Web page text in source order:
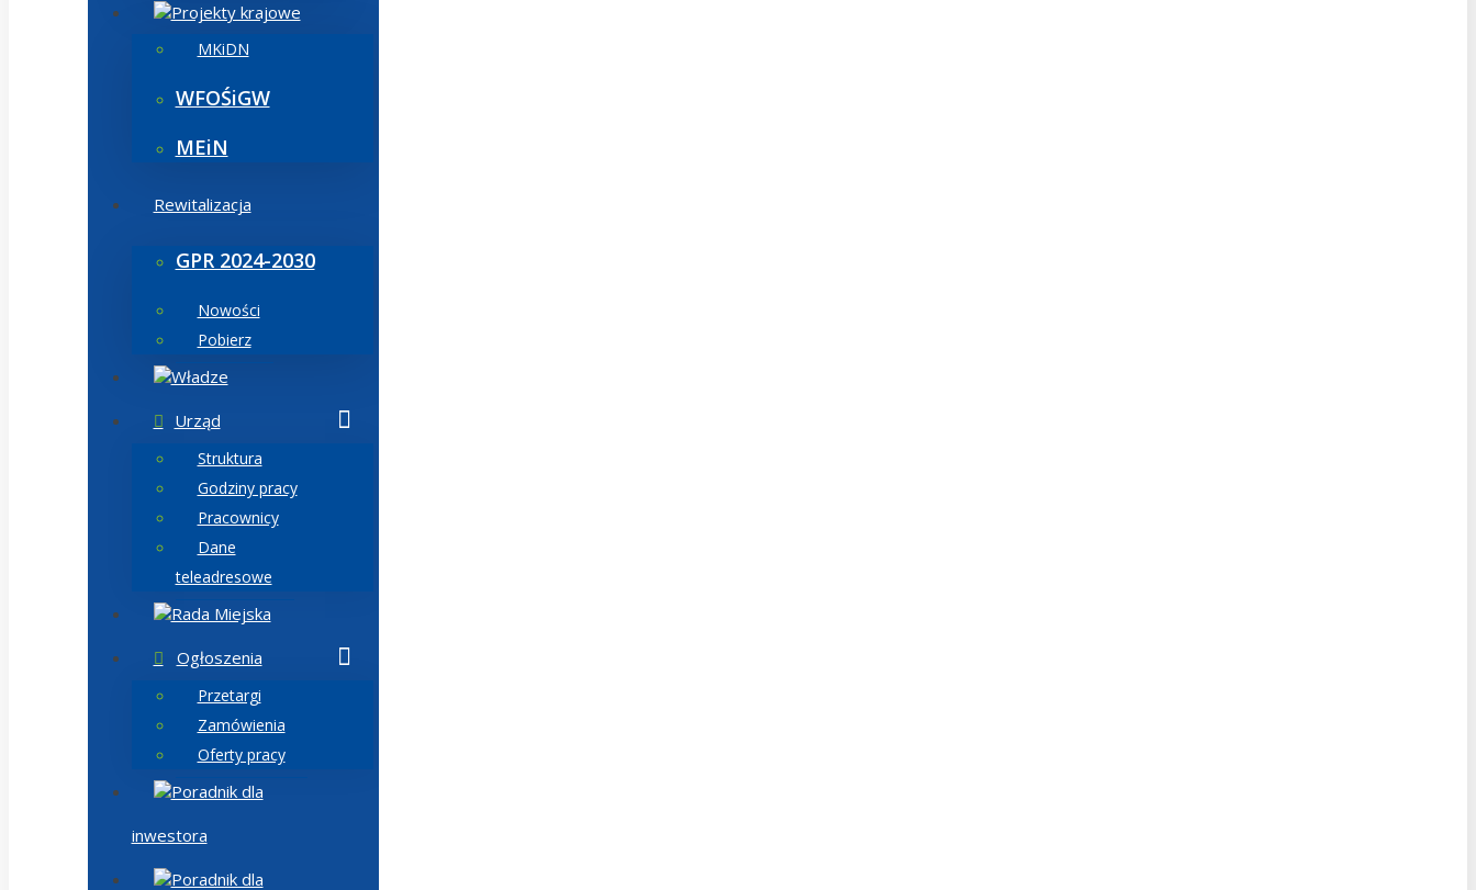
Projekty krajowe
MKiDN
WFOŚiGW
MEiN
Rewitalizacja
GPR 2024-2030
Nowości
Pobierz
Władze
Urząd
Struktura
Godziny pracy
Pracownicy
Dane
teleadresowe
Rada Miejska
Ogłoszenia
Przetargi
Zamówienia
Oferty pracy
Poradnik dla
inwestora
Poradnik dla